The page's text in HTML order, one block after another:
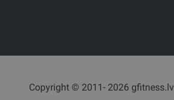
Copyright © 2011- 2026 gfitness.lv